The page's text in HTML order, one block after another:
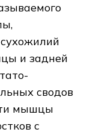
и задней
сводов
мышцы
с